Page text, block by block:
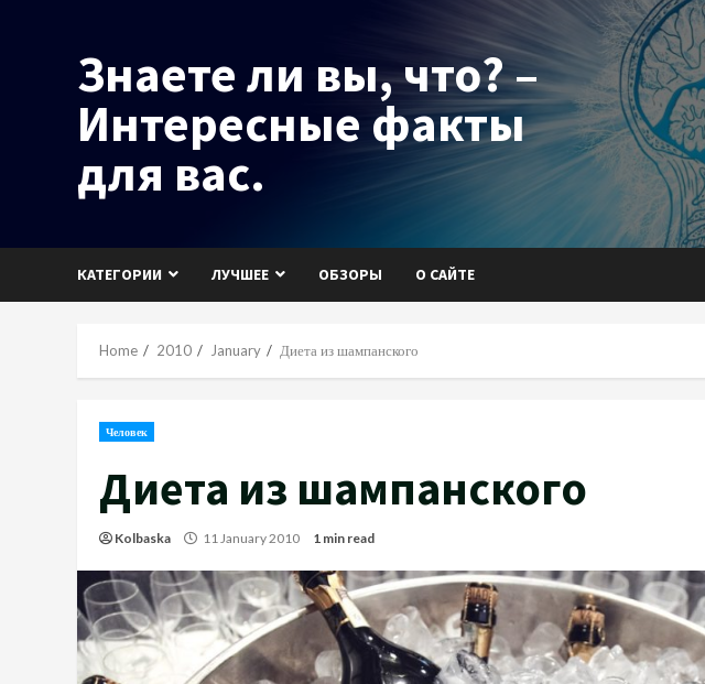
Знаете ли вы, что? –
Интересные факты
для вас.
КАТЕГОРИИ ЛУЧШЕЕ ОБЗОРЫ О САЙТЕ
Home 2010 January Диета из шампанского
Человек
Диета из шампанского
Kolbaska 11 January 2010 1 min read